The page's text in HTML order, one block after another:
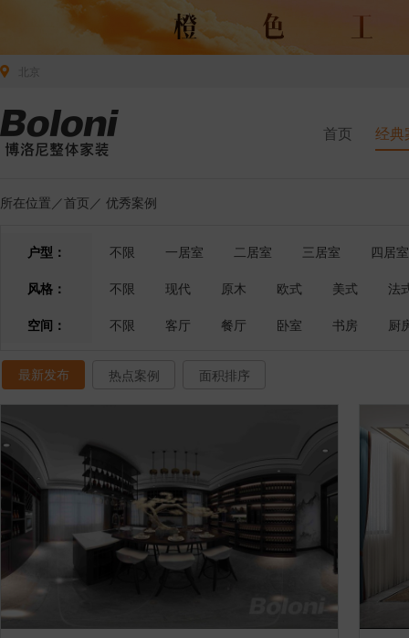
首页 经典
所在位置／首页 ／ 优秀案例
户型： 不限 一居室 二居室 三居室
四居室
风格：
不限 现代 原木 欧式 美式
法
空间：
不限 客厅 餐厅 卧室 书房 厨
最新发布 热点案例 面积排序